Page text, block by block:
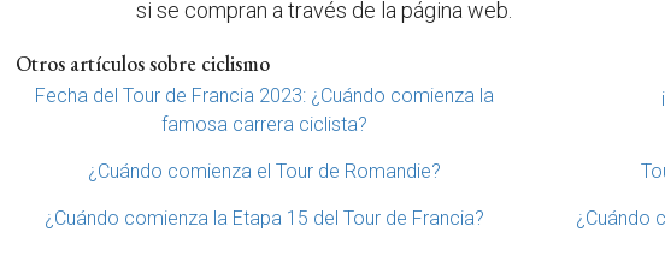
si se compran a través de la página web.
Otros artículos sobre ciclismo
Fecha del Tour de Francia 2023: ¿Cuándo comienza la
famosa carrera ciclista?
¿Cuándo comienza el Tour de Romandie?
¿Cuándo comienza la Etapa 15 del Tour de Francia? ¿Cuándo